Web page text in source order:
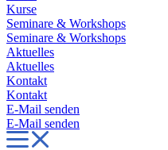
Kurse
Seminare & Workshops
Seminare & Workshops
Aktuelles
Aktuelles
Kontakt
Kontakt
E-Mail senden
E-Mail senden